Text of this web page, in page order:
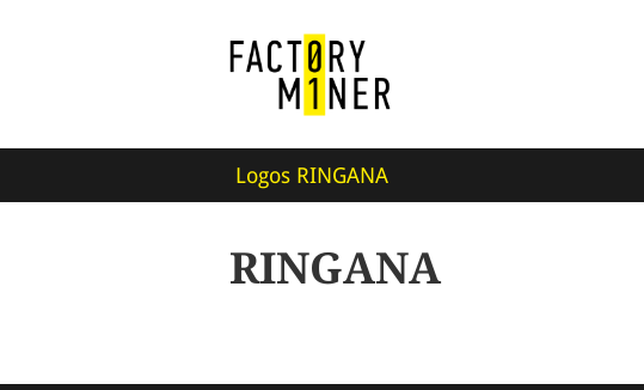
Logos RINGANA
RINGANA